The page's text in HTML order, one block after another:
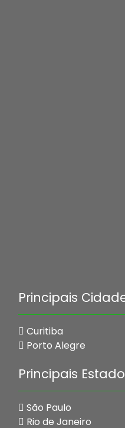
Principais
Curitiba
Porto Alegre
Principais
São Paulo
Rio de Janeiro